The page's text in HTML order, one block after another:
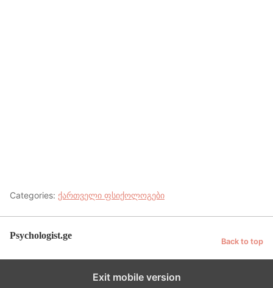
Categories: ქართველი ფსიქოლოგები
Psychologist.ge
Back to top
Exit mobile version